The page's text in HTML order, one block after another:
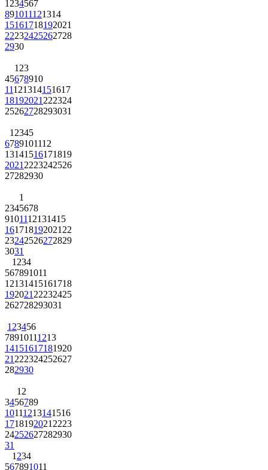
1 234567
891011121314
15161718192021
22232425262728
2930
1 23
45678910
11121314151617
18192021 222324
25262728293031
1 2345
6789101112
13141516171819
2021 2223242526
27282930
1
2345678
9101112131415
161718192021 22
23242526272829
3031
1 234
567891011
12131415161718
192021 22232425
262728293031
1 23456
78910111213
14151617181920
21 222324252627
282930
1 2
3456789
10111213141516
1718192021 2223
24252627282930
31
1 234
567891011